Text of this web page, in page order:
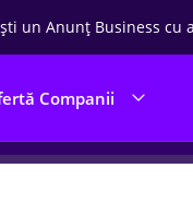
un Anunț Business cu
Companii